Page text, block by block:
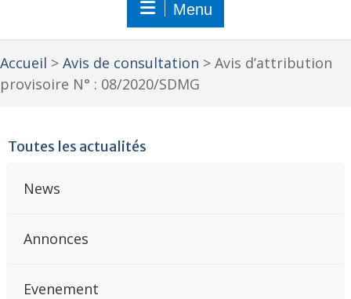
Menu
Accueil > Avis de consultation > Avis d’attribution
provisoire N° : 08/2020/SDMG
Toutes les actualités
News
Annonces
Evenement